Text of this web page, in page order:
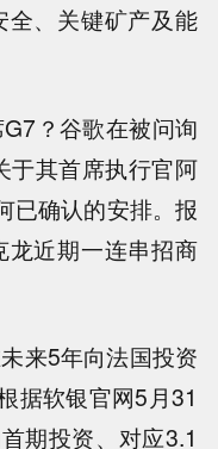
、关键矿产及能
？谷歌在被问询
于其首席执行官阿
已确认的安排。报
近期一连串招商
来5年向法国投资
据软银官网5月31
期投资、对应3.1